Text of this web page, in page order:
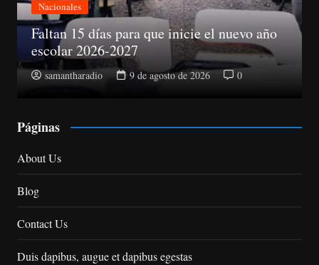
Nacionales
Abinader electo presidente del PRM
samantharadio 9 de agosto de 2026
Páginas
About Us
Blog
Contact Us
Duis dapibus, augue et dapibus egestas